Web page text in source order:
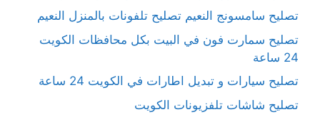
تصليح سامسونج النعيم تصليح تلفونات بالمنزل النعيم
تصليح سمارت فون في البيت بكل محافظات الكويت
24 ساعة
تصليح سيارات و تبديل اطارات في الكويت 24 ساعة
تصليح شاشات تلفزيونات الكويت